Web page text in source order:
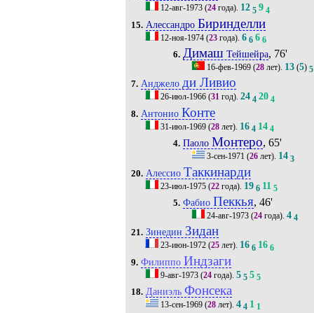
12-авг-1973(24года). 12 5 9 4
15. Алессандро Биринделли
12-ноя-1974(23года). 6 6 6 6
6. Димаш Тейшейра, 76'
16-фев-1969 (28 лет). 13 (5) 5
7. Анджело ди Ливио
26-июл-1966(31год). 24 4 20 4
8. Антонио Конте
31-июл-1969(28лет). 16 4 14 4
4. Паоло Монтеро, 65'
3-сен-1971 (26 лет). 14 3
20. Алессио Таккинарди
23-июл-1975(22года). 19 6 11 5
5. Фабио Пеккья, 46'
24-авг-1973 (24 года).4 4
21. Зинедин Зидан
23-июн-1972(25лет). 16 6 16 6
9. Филиппо Индзаги
9-авг-1973(24года). 5 5 5 5
18. Даниэль Фонсека
13-сен-1969(28лет). 4 4 1 1